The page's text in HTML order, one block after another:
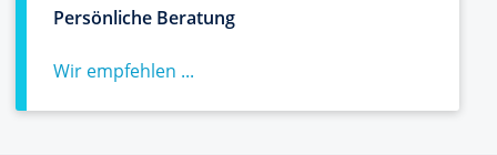
Persönliche Beratung
Wir empfehlen ...